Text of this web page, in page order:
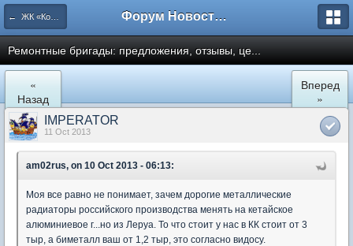
← ЖК «Комфортный КВАРТАЛ» Форум Новостройки
Ремонтные бригады: предложения, отзывы, це...
«
Назад
Вперед
»
IMPERATOR
11 Oct 2013
am02rus, on 10 Oct 2013 - 06:13:
Моя все равно не понимает, зачем дорогие металлические
радиаторы российского производства менять на кетайское
алюминиевое г...но из Леруа. То что стоит у нас в КК стоит от 3
тыр, а биметалл ваш от 1,2 тыр, это согласно видосу.